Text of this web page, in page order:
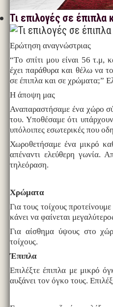
Τι επιλογές σε
Ερώτηση αναγνώστριας
“Tο σπίτι μου είναι 56
έχει παράθυρα και θέλω να
σε έπιπλα και σε χρώματα;”
Η άποψη μας
Αναπαραστήσαμε ένα χώρο
του. Υποθέσαμε ότι
υπόλοιπες εσωτερικές που
Χωροθετήσαμε ένα μικρό
απέναντι ελεύθερη γωνία.
τηλεόραση.
Χρώματα
Για τους τοίχους
κάνει να φαίνεται
Για αίσθημα ύψους στο
τοίχους.
Έπιπλα
Επιλέξτε έπιπλα με μικρό
αυξάνει τον όγκο τους.